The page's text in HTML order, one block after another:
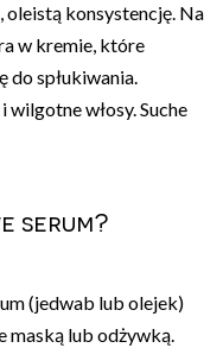
oleistą konsystencję. Na
w kremie, które
do spłukiwania.
włosy. Suche
serum?
(jedwab lub olejek)
maską lub odżywką.